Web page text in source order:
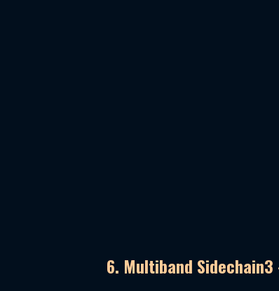
6. Multiband Sidechain3